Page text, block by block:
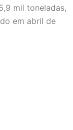
mil toneladas,
em abril de